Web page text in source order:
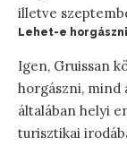
illetve
Lehet-e
Igen, Gruissan
horgászni, mind
általában helyi
turisztikai